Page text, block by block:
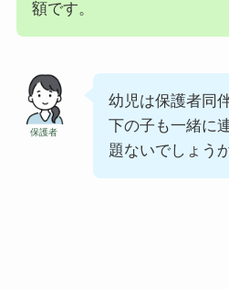
額です。
保護者
幼児は保護者同
下の子も一緒に
題ないでしょう